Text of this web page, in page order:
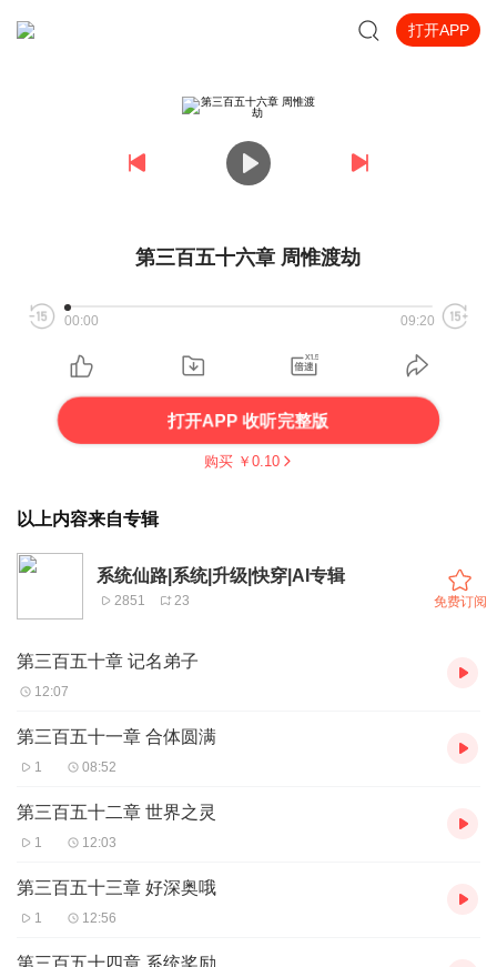
打开APP
第三百五十六章 周惟渡劫
00:00 09:20
打开APP 收听完整版
购买 ￥ 0.10
以上内容来自专辑
系统仙路|系统|升级|快穿|AI专辑
2851 23 免费订阅
第三百五十章 记名弟子
12:07
第三百五十一章 合体圆满
1 08:52
第三百五十二章 世界之灵
1 12:03
第三百五十三章 好深奥哦
1 12:56
第三百五十四章 系统奖励